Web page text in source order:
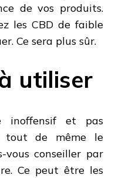
de vos produits.
les CBD de faible
Ce sera plus sûr.
utiliser
inoffensif et pas
tout de même le
vous conseiller par
Ce peut être les